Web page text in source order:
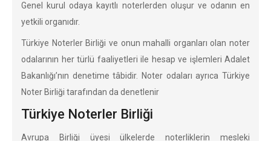
Genel kurul odaya kayıtlı noterlerden oluşur ve odanın en
yetkili organıdır.
Türkiye Noterler Birliği ve onun mahalli organları olan noter
odalarının her türlü faaliyetleri ile hesap ve işlemleri Adalet
Bakanlığı’nın denetime tâbidir. Noter odaları ayrıca Türkiye
Noter Birliği tarafından da denetlenir
Türkiye Noterler Birliği
Avrupa Birliği üyesi ülkelerde noterliklerin mesleki